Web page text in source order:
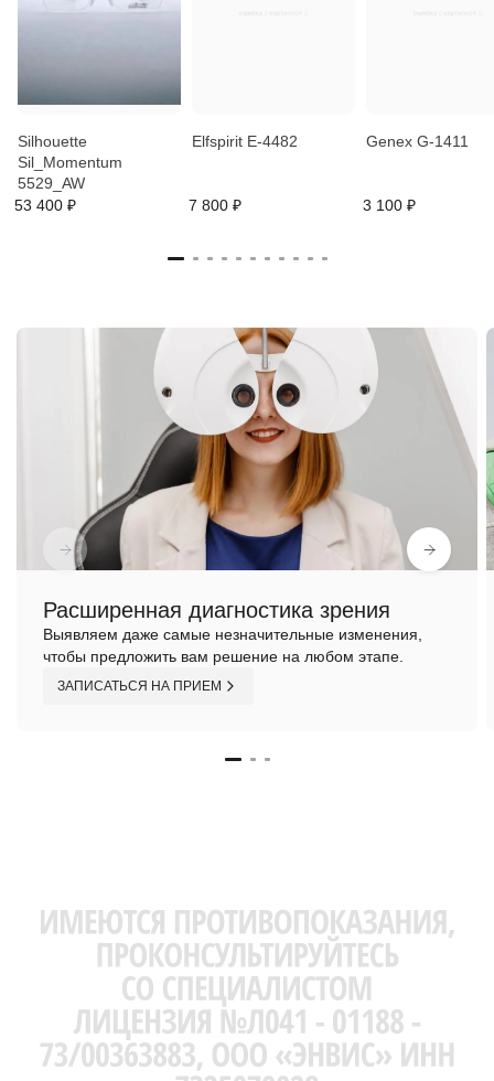
Silhouette
Sil_Momentum
5529_AW
53 400 ₽
Elfspirit E-4482
7 800 ₽
Genex G-1411
3 100 ₽
Расширенная диагностика зрения
Выявляем даже самые незначительные изменения,
чтобы предложить вам решение на любом этапе.
ЗАПИСАТЬСЯ НА ПРИЕМ